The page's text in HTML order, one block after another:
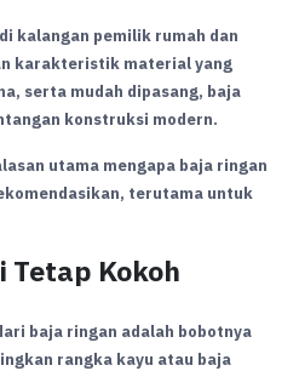
kalangan pemilik rumah dan
karakteristik material yang
serta mudah dipasang, baja
konstruksi modern.
utama mengapa baja ringan
terutama untuk
Tetap Kokoh
baja ringan adalah bobotnya
rangka kayu atau baja